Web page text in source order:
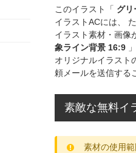
このイラスト「 グ
イラストACには、
イラスト素材・画像
象ライン背景 16:9
オリジナルイラスト
頼メールを送信する
素敵な無料イ
素材の使用